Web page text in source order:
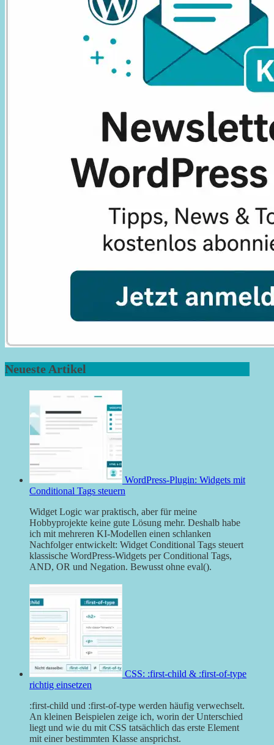
Neueste Artikel
WordPress-Plugin: Widgets mit
Conditional Tags steuern
Widget Logic war praktisch, aber für meine
Hobbyprojekte keine gute Lösung mehr. Deshalb habe
ich mit mehreren KI-Modellen einen schlanken
Nachfolger entwickelt: Widget Conditional Tags steuert
klassische WordPress-Widgets per Conditional Tags,
AND, OR und Negation. Bewusst ohne eval().
CSS: :first-child & :first-of-type
richtig einsetzen
:first-child und :first-of-type werden häufig verwechselt.
An kleinen Beispielen zeige ich, worin der Unterschied
liegt und wie du mit CSS tatsächlich das erste Element
mit einer bestimmten Klasse ansprichst.